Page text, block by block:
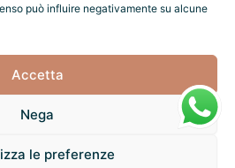
può influire negativamente su alcune
Accetta
Nega
le preferenze
Services
❤️ daSalento Factory
accettiamo: